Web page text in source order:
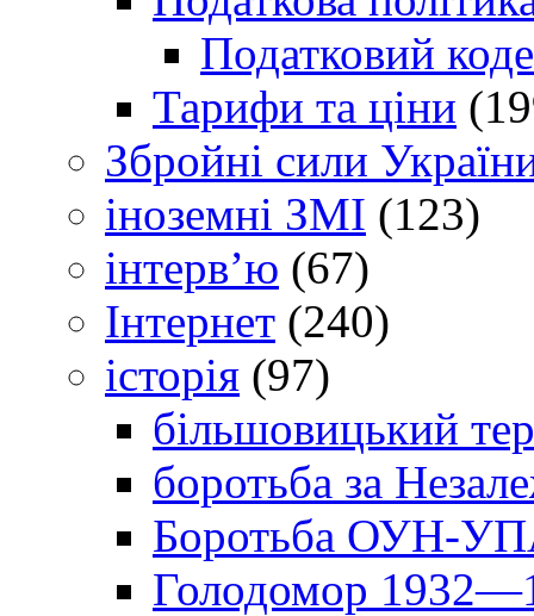
Податковий
Тарифи та ціни
Збройні сили
іноземні ЗМІ (123)
інтерв’ю (67)
Інтернет (240)
історія (97)
більшовицький
боротьба за
Боротьба ОУН-УПА
Голодомор